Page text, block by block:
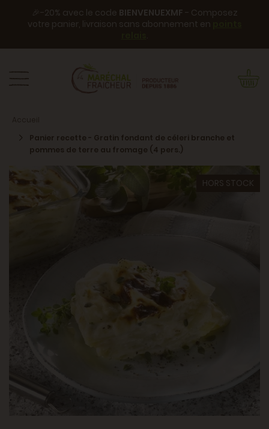
🎉-20% avec le code BIENVENUEXMF - Composez
votre panier, livraison sans abonnement en
.
Panier recette - Gratin fondant de céleri branche et
pommes de terre au fromage (4 pers.)
HORS STOCK